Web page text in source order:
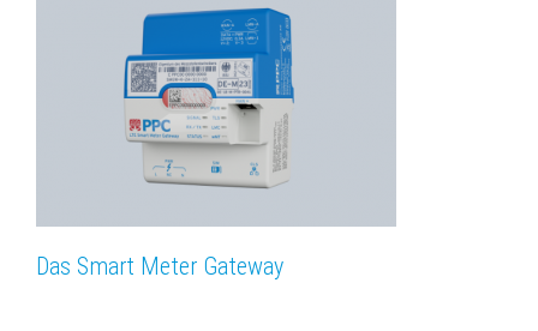
Das Smart Meter Gateway